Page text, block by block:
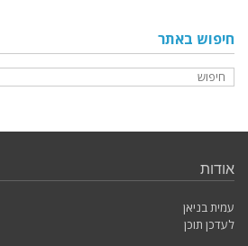
חיפוש באתר
אודות
עמית בניאן
לעדכן תוכן